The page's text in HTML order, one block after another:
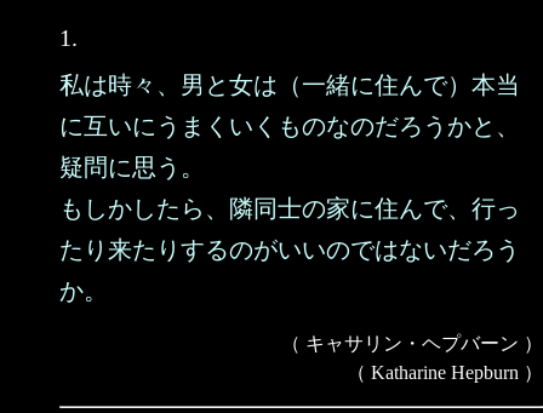
1.
私は時々、男と女は（一緒に住んで）本当
に互いにうまくいくものなのだろうかと、
疑問に思う。
もしかしたら、隣同士の家に住んで、行っ
たり来たりするのがいいのではないだろう
か。
（ キャサリン・ヘプバーン ）
（ Katharine Hepburn ）